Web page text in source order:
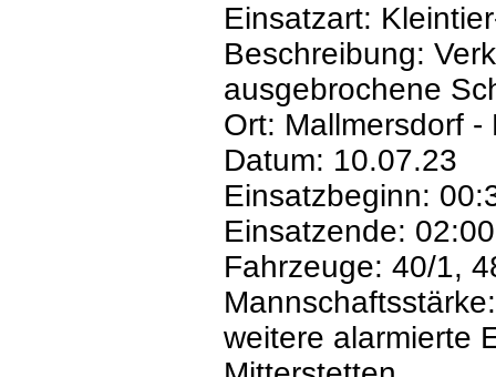
Einsatzart:
Beschreibung:
ausgebrochene
Ort: Mallmersdorf -
Datum: 10.07.23
Einsatzbeginn:
Einsatzende: 02:00
Fahrzeuge: 40/1,
weitere alarmierte